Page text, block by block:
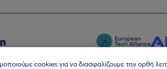
cookies για να διασφαλίζουμε την ορθή